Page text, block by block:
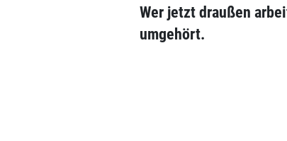
Wer jetzt draußen
umgehört.